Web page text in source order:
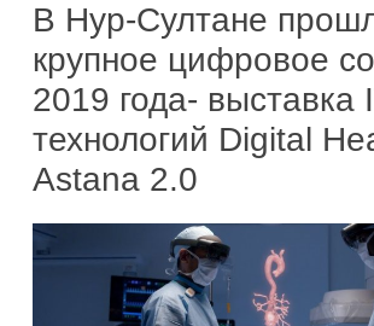
В Нур-Султане
крупное цифровое
2019 года- выставка
технологий Digital
Astana 2.0